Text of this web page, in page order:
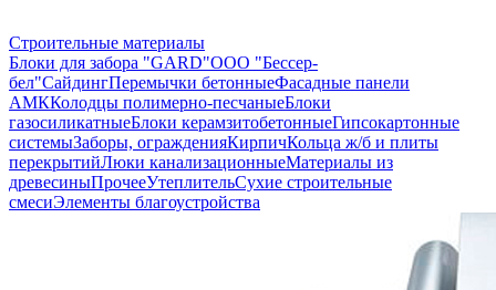
Строительные материалы
Блоки для забора "GARD"ООО "Бессер-
бел"СайдингПеремычки бетонныеФасадные панели
АМККолодцы полимерно-песчаныеБлоки
газосиликатныеБлоки керамзитобетонныеГипсокартонные
системыЗаборы, огражденияКирпичКольца ж/б и плиты
перекрытийЛюки канализационныеМатериалы из
древесиныПрочееУтеплительСухие строительные
смесиЭлементы благоустройства